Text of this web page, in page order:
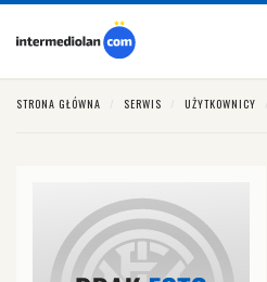
STRONA GŁÓWNA SERWIS UŻYTKOWNICY